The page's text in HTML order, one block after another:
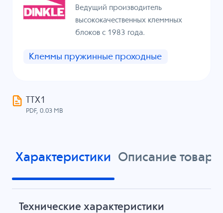
Ведущий производитель
высококачественных клеммных
блоков с 1983 года.
Клеммы пружинные проходные
ТТХ1
PDF, 0.03 MB
Характеристики Описание товара
Технические характеристики